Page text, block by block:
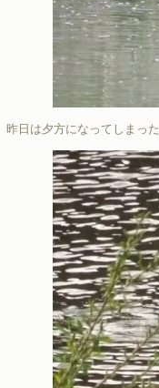
昨日は夕方になってしまっ